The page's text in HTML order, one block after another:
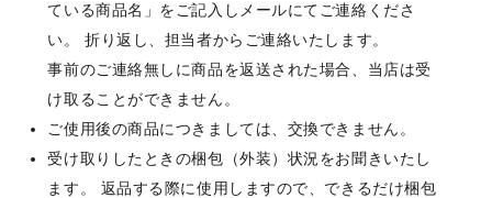
ている商品名」をご記入しメールにてご連絡くださ
い。 折り返し、担当者からご連絡いたします。
事前のご連絡無しに商品を返送された場合、当店は受
け取ることができません。
ご使用後の商品につきましては、交換できません。
受け取りしたときの梱包（外装）状況をお聞きいたし
ます。 返品する際に使用しますので、できるだけ梱包